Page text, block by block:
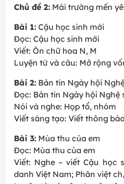
Chủ đề 2: Mái trường mến
Bài 1: Cậu học sinh mới
Đọc: Cậu học sinh mới
Viết: Ôn chữ hoa N, M
Luyện từ và câu: Mở rộng
Bài 2: Bản tin Ngày hội
Đọc: Bản tin Ngày hội Nghệ
Nói và nghe: Họp tổ, nhóm
Viết sáng tạo: Viết thông
Bài 3: Mùa thu của em
Đọc: Mùa thu của em
Viết: Nghe – viết Cậu học
danh Việt Nam; Phân việt